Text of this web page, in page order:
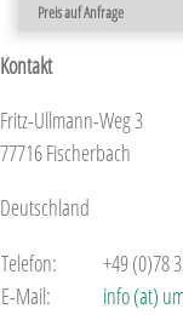
Preis auf Anfrage
Kontakt
Fritz-Ullmann-Weg 3
77716 Fischerbach
Deutschland
Telefon:
E-Mail:
+49 (0)78
info (at)